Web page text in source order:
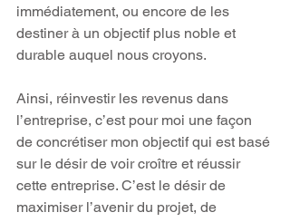
immédiatement, ou encore de les
destiner à un objectif plus noble et
durable auquel nous croyons.
Ainsi, réinvestir les revenus dans
l’entreprise, c’est pour moi une façon
de concrétiser mon objectif qui est basé
sur le désir de voir croître et réussir
cette entreprise. C’est le désir de
maximiser l’avenir du projet, de